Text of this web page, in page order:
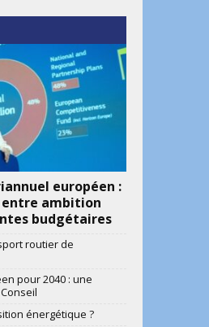
européen :
ambition
budgétaires
routier de
pour 2040 : une
énergétique ?